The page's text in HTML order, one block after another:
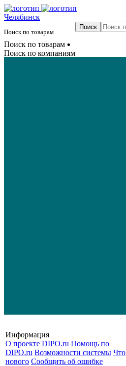
Челябинск
Поиск по товарам
Поиск по товарам
Поиск по компаниям
Информация
О проекте DIPO.ru Помощь по
DIPO.ru Возможности системы Что
нового Сообщить об ошибке